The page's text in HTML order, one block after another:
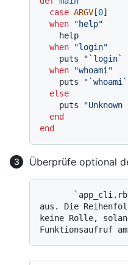
case ARGV [0]
when
"help"
when
"login"
    puts
"`login`
when
"whoami"
    puts
else
    puts
"Unknown
end
end
Überprüfe optional
aus. Die
keine Rolle,